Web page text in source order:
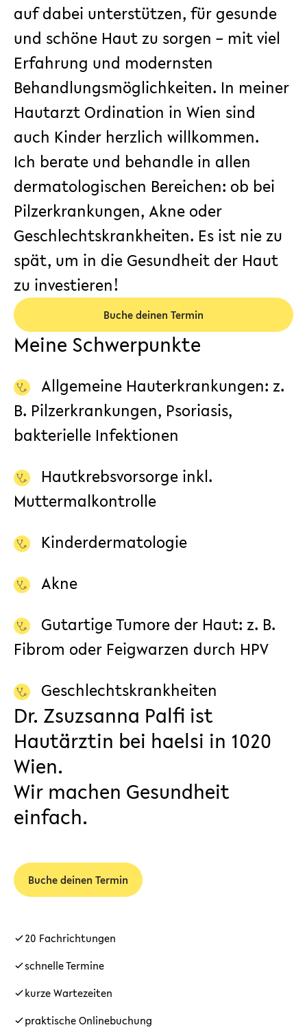
auf dabei unterstützen, für gesunde
und schöne Haut zu sorgen – mit viel
Erfahrung und modernsten
Behandlungsmöglichkeiten. In meiner
Hautarzt Ordination in Wien sind
auch Kinder herzlich willkommen.
Ich berate und behandle in allen
dermatologischen Bereichen: ob bei
Pilzerkrankungen, Akne oder
Geschlechtskrankheiten. Es ist nie zu
spät, um in die Gesundheit der Haut
zu investieren!
Buche deinen Termin
Meine Schwerpunkte
Allgemeine Hauterkrankungen: z.
B. Pilzerkrankungen, Psoriasis,
bakterielle Infektionen
Hautkrebsvorsorge inkl.
Muttermalkontrolle
Kinderdermatologie
Akne
Gutartige Tumore der Haut: z. B.
Fibrom oder Feigwarzen durch HPV
Geschlechtskrankheiten
Dr. Zsuzsanna Palfi ist
Hautärztin bei haelsi in 1020
Wien.
Wir machen Gesundheit
einfach.
Buche deinen Termin
20 Fachrichtungen
schnelle Termine
kurze Wartezeiten
praktische Onlinebuchung